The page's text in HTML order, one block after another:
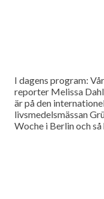
I dagens program: Vår
reporter Melissa
är på den
livsmedelsmässan
Woche i Berlin och så